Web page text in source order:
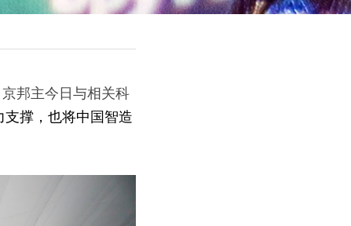
邦主今日与相关科
支撑，也将中国智造